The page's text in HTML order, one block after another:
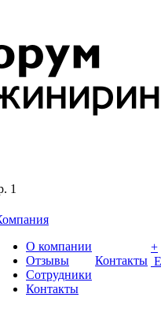
1
О компании
Отзывы
Сотрудники
Контакты
Контакты
+